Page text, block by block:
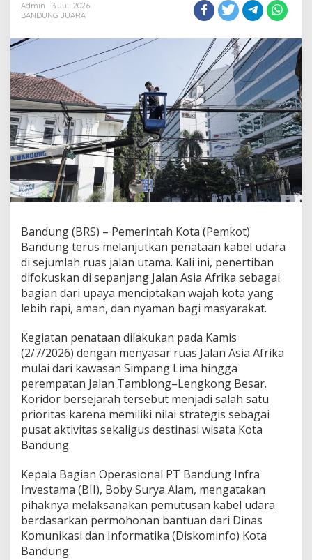
Admin
3 Juli 2026
BANDUNG JUARA
Bandung (BRS) – Pemerintah Kota (Pemkot)
Bandung terus melanjutkan penataan kabel udara
di sejumlah ruas jalan utama. Kali ini, penertiban
difokuskan di sepanjang Jalan Asia Afrika sebagai
bagian dari upaya menciptakan wajah kota yang
lebih rapi, aman, dan nyaman bagi masyarakat.
Kegiatan penataan dilakukan pada Kamis
(2/7/2026) dengan menyasar ruas Jalan Asia Afrika
mulai dari kawasan Simpang Lima hingga
perempatan Jalan Tamblong–Lengkong Besar.
Koridor bersejarah tersebut menjadi salah satu
prioritas karena memiliki nilai strategis sebagai
pusat aktivitas sekaligus destinasi wisata Kota
Bandung.
Kepala Bagian Operasional PT Bandung Infra
Investama (BII), Boby Surya Alam, mengatakan
pihaknya melaksanakan pemutusan kabel udara
berdasarkan permohonan bantuan dari Dinas
Komunikasi dan Informatika (Diskominfo) Kota
Bandung.